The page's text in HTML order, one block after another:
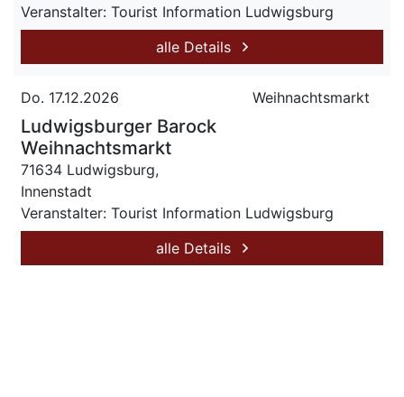
Veranstalter: Tourist Information Ludwigsburg
alle Details
Do. 17.12.2026 Weihnachtsmarkt
Ludwigsburger Barock
Weihnachtsmarkt
71634 Ludwigsburg,
Innenstadt
Veranstalter: Tourist Information Ludwigsburg
alle Details